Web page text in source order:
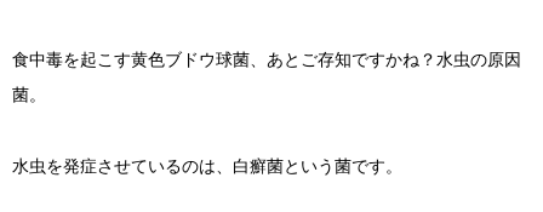
食中毒を起こす黄色ブドウ球菌、あとご存知ですかね？水虫の原因
菌。
水虫を発症させているのは、白癬菌という菌です。